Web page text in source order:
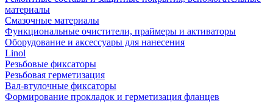
материалы
Смазочные материалы
Функциональные очистители, праймеры и активаторы
Оборудование и аксессуары для нанесения
Linol
Резьбовые фиксаторы
Резьбовая герметизация
Вал-втулочные фиксаторы
Формирование прокладок и герметизация фланцев